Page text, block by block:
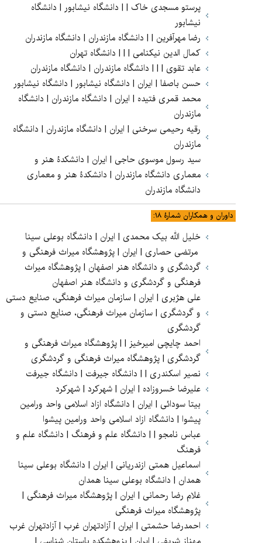
پرستو مسجدی خاک | | دانشگاه نیشابور | دانشگاه
نیشابور
رضا مهرآفرین | | دانشگاه مازندران | دانشگاه مازندران
کمال الدین نیکنامی | | | دانشگاه تهران
عابد تقوی | | | دانشگاه مازندران | دانشگاه مازندران
حسن باصفا | ایران | دانشگاه نیشابور | دانشگاه نیشابور
محمد قمری فتیده | ایران | دانشگاه مازندران | دانشگاه
مازندران
رقیه رحیمی سرخنی | ایران | دانشگاه مازندران | دانشگاه
مازندران
سید رسول موسوی حاجی | ایران | دانشکدۀ هنر و
معماری دانشگاه مازندران | دانشکدۀ هنر و معماری
دانشگاه مازندران
داوران و همکاران شمارۀ ۱۸:
خلیل الله بیک محمدی | ایران | دانشگاه بوعلی سینا
مرتضی حصاری | ایران | پژوهشگاه میراث فرهنگی و
گردشگری و دانشگاه هنر اصفهان | پژوهشگاه میراث
فرهنگی و گردشگری و دانشگاه هنر اصفهان
علی هژبری | ایران | سازمان میراث فرهنگی، صنایع دستی
و گردشگری | سازمان میراث فرهنگی، صنایع دستی و
گردشگری
احمد چایچی امیرخیز | | پژوهشگاه میراث فرهنگی و
گردشگری | پژوهشگاه میراث فرهنگی و گردشگری
نصیر اسکندری | | دانشگاه جیرفت | دانشگاه جیرفت
علیرضا خسروزاده | ایران | شهرکرد | شهرکرد
بیتا سودائی | ایران | دانشگاه ازاد اسلامی واحد ورامین
پیشوا | دانشگاه ازاد اسلامی واحد ورامین پیشوا
عباس نامجو | | دانشگاه علم و فرهنگ | دانشگاه علم و
فرهنگ
اسماعیل همتی ازندریانی | ایران | دانشگاه بوعلی سینا
همدان | دانشگاه بوعلی سینا همدان
غلام رضا رحمانی | ایران | پژوهشگاه میراث فرهنگی |
پژوهشگاه میراث فرهنگی
احمدرضا حشمتی | ایران | آزادتهران غرب | آزادتهران غرب